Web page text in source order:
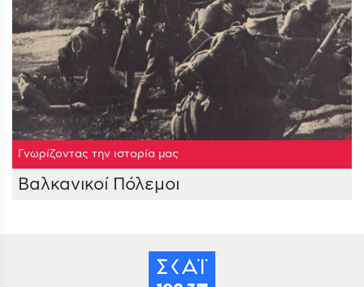
Γνωρίζοντας την ιστορία μας
Βαλκανικοί Πόλεμοι